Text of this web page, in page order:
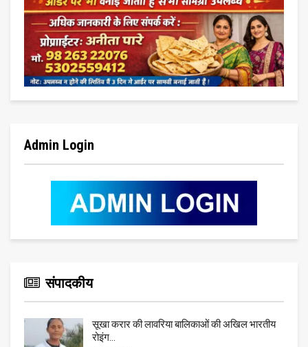
Admin Login
संपादकीय
सूखा करार की लावरिया बालिकाओं की अखिल भारतीय
रोइंग…